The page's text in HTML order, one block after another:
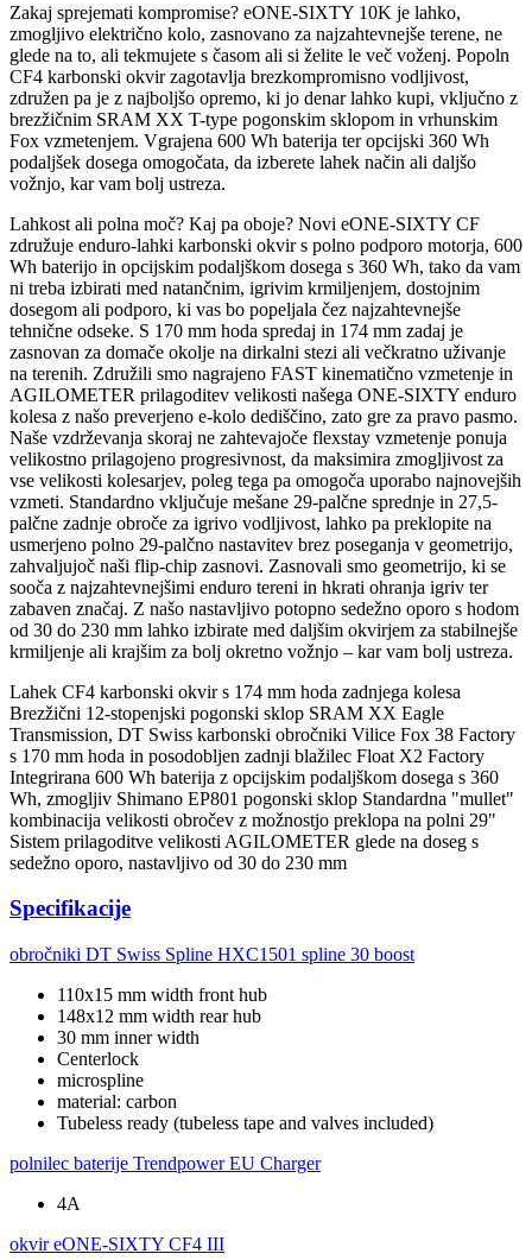
Zakaj sprejemati kompromise? eONE-SIXTY 10K je lahko,
zmogljivo električno kolo, zasnovano za najzahtevnejše terene, ne
glede na to, ali tekmujete s časom ali si želite le več voženj. Popoln
CF4 karbonski okvir zagotavlja brezkompromisno vodljivost,
združen pa je z najboljšo opremo, ki jo denar lahko kupi, vključno z
brezžičnim SRAM XX T-type pogonskim sklopom in vrhunskim
Fox vzmetenjem. Vgrajena 600 Wh baterija ter opcijski 360 Wh
podaljšek dosega omogočata, da izberete lahek način ali daljšo
vožnjo, kar vam bolj ustreza.
Lahkost ali polna moč? Kaj pa oboje? Novi eONE-SIXTY CF
združuje enduro-lahki karbonski okvir s polno podporo motorja, 600
Wh baterijo in opcijskim podaljškom dosega s 360 Wh, tako da vam
ni treba izbirati med natančnim, igrivim krmiljenjem, dostojnim
dosegom ali podporo, ki vas bo popeljala čez najzahtevnejše
tehnične odseke. S 170 mm hoda spredaj in 174 mm zadaj je
zasnovan za domače okolje na dirkalni stezi ali večkratno uživanje
na terenih. Združili smo nagrajeno FAST kinematično vzmetenje in
AGILOMETER prilagoditev velikosti našega ONE-SIXTY enduro
kolesa z našo preverjeno e-kolo dediščino, zato gre za pravo pasmo.
Naše vzdrževanja skoraj ne zahtevajoče flexstay vzmetenje ponuja
velikostno prilagojeno progresivnost, da maksimira zmogljivost za
vse velikosti kolesarjev, poleg tega pa omogoča uporabo najnovejših
vzmeti. Standardno vključuje mešane 29-palčne sprednje in 27,5-
palčne zadnje obroče za igrivo vodljivost, lahko pa preklopite na
usmerjeno polno 29-palčno nastavitev brez poseganja v geometrijo,
zahvaljujoč naši flip-chip zasnovi. Zasnovali smo geometrijo, ki se
sooča z najzahtevnejšimi enduro tereni in hkrati ohranja igriv ter
zabaven značaj. Z našo nastavljivo potopno sedežno oporo s hodom
od 30 do 230 mm lahko izbirate med daljšim okvirjem za stabilnejše
krmiljenje ali krajšim za bolj okretno vožnjo – kar vam bolj ustreza.
Lahek CF4 karbonski okvir s 174 mm hoda zadnjega kolesa
Brezžični 12-stopenjski pogonski sklop SRAM XX Eagle
Transmission, DT Swiss karbonski obročniki Vilice Fox 38 Factory
s 170 mm hoda in posodobljen zadnji blažilec Float X2 Factory
Integrirana 600 Wh baterija z opcijskim podaljškom dosega s 360
Wh, zmogljiv Shimano EP801 pogonski sklop Standardna "mullet"
kombinacija velikosti obročev z možnostjo preklopa na polni 29"
Sistem prilagoditve velikosti AGILOMETER glede na doseg s
sedežno oporo, nastavljivo od 30 do 230 mm
Specifikacije
obročniki DT Swiss Spline HXC1501 spline 30 boost
110x15 mm width front hub
148x12 mm width rear hub
30 mm inner width
Centerlock
microspline
material: carbon
Tubeless ready (tubeless tape and valves included)
polnilec baterije Trendpower EU Charger
4A
okvir eONE-SIXTY CF4 III